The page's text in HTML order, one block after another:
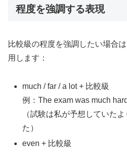
程度を強調する表現
比較級の程度を強調したい場合
用します：
much / far / a lot + 比較級
例：The exam was much
（試験は私が予想していた
た）
even + 比較級